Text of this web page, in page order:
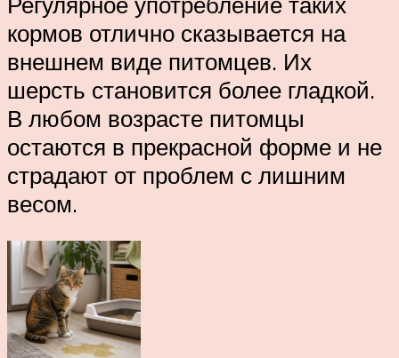
кормов отлично сказывается на
внешнем виде питомцев. Их
шерсть становится более гладкой.
В любом возрасте питомцы
остаются в прекрасной форме и не
страдают от проблем с лишним
весом.